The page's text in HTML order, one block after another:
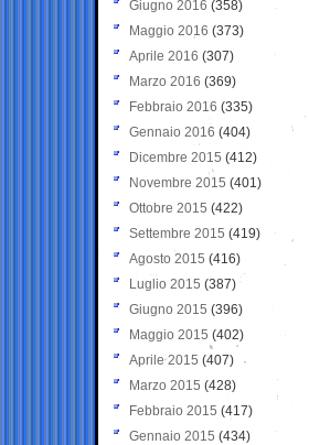
Giugno 2016 (358)
Maggio 2016 (373)
Aprile 2016 (307)
Marzo 2016 (369)
Febbraio 2016 (335)
Gennaio 2016 (404)
Dicembre 2015 (412)
Novembre 2015 (401)
Ottobre 2015 (422)
Settembre 2015 (419)
Agosto 2015 (416)
Luglio 2015 (387)
Giugno 2015 (396)
Maggio 2015 (402)
Aprile 2015 (407)
Marzo 2015 (428)
Febbraio 2015 (417)
Gennaio 2015 (434)